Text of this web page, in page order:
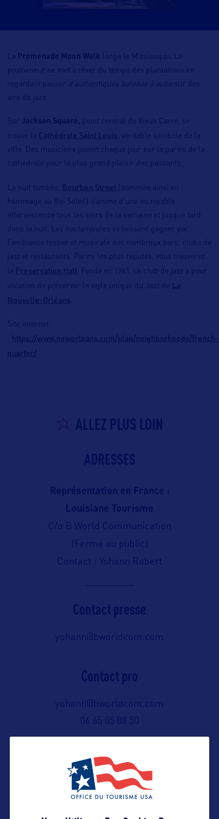
La Promenade Moon Walk longe le Mississippi. Le
promeneur se met à rêver du temps des plantations en
regardant passer
d’authentiques bateaux à aube
sur des
airs de jazz.
Sur Jackson Square, point central du Vieux Carré, se
trouve la Cathédrale Saint Louis , véritable symbole de la
ville. Des musiciens jouent chaque jour sur le parvis de la
cathédrale pour le plus grand plaisir des passants.
La nuit tombée, Bourbon Street (nommée ainsi en
hommage au Roi Soleil) s’anime d’une incroyable
effervescence tous les soirs de la semaine et jusque tard
dans la nuit. Les noctambules se laissent gagner par
l’ambiance festive et musicale des nombreux bars, clubs de
jazz et restaurants. Parmi les plus réputés, vous trouverez
le Preservation Hall
. Fondé en 1961, ce club de jazz a pour
vocation de préserver le style unique du Jazz de La
Nouvelle-Orléans
Site internet
: https://www.neworleans.com/plan/neighborhoods/french-
quarter/
ALLEZ PLUS LOIN
ADRESSES
Représentation en France :
Louisiane Tourisme
C/o B World Communication
(Fermé au public)
Contact : Yohann Robert
Contact presse
yohann@bworldcom.com
Contact pro
yohann@bworldcom.com
06 65 05 88 50
Contact grand public
yohann@bworldcom.com